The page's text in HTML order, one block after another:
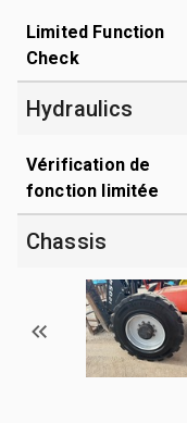
Limited Function
Check
Hydraulics
Vérification de
fonction limitée
Chassis